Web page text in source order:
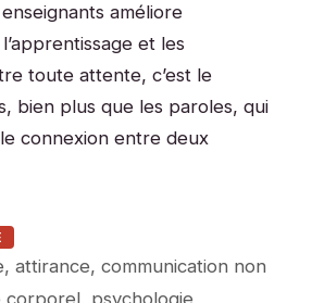
améliore
et les
toute attente, c’est le
bien plus que les paroles, qui
connexion entre deux
,attirance,communication non
corporel, psychologie